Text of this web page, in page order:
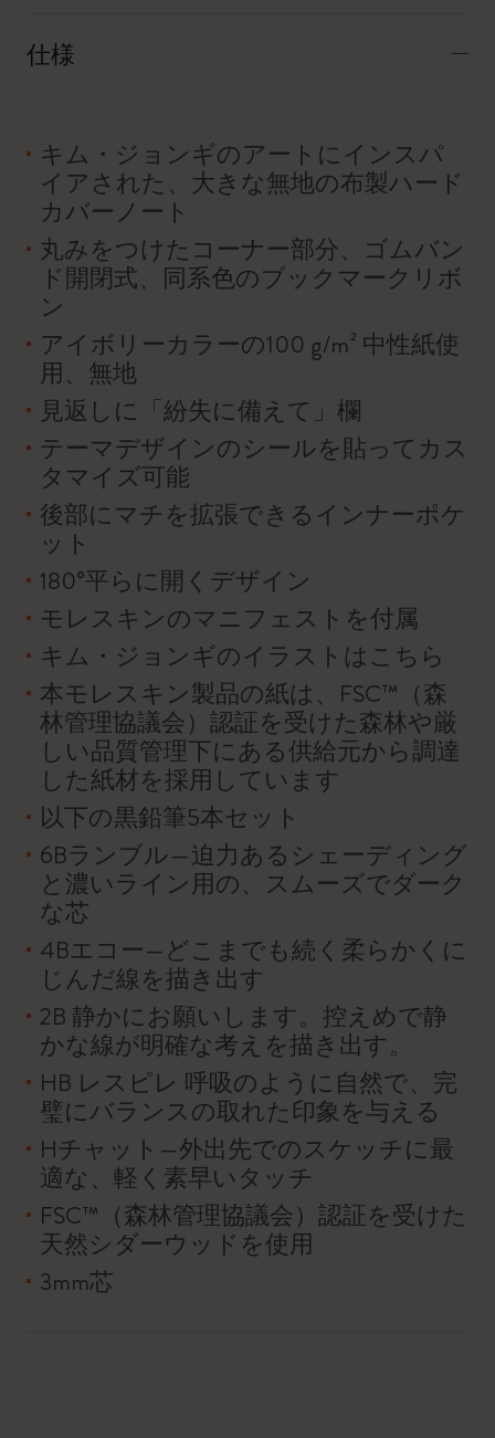
仕様
キム・ジョンギのアートにインスパ
イアされた、大きな無地の布製ハード
カバーノート
丸みをつけたコーナー部分、ゴムバン
ド開閉式、同系色のブックマークリボ
ン
アイボリーカラーの100 g/m² 中性紙使
用、無地
見返しに「紛失に備えて」欄
テーマデザインのシールを貼ってカス
タマイズ可能
後部にマチを拡張できるインナーポケ
ット
180°平らに開くデザイン
モレスキンのマニフェストを付属
キム・ジョンギのイラストはこちら
本モレスキン製品の紙は、FSC™（森
林管理協議会）認証を受けた森林や厳
しい品質管理下にある供給元から調達
した紙材を採用しています
以下の黒鉛筆5本セット
6Bランブル — 迫力あるシェーディング
と濃いライン用の、スムーズでダーク
な芯
4Bエコー—どこまでも続く柔らかくに
じんだ線を描き出す
2B 静かにお願いします。控えめで静
かな線が明確な考えを描き出す。
HB レスピレ 呼吸のように自然で、完
璧にバランスの取れた印象を与える
Hチャット—外出先でのスケッチに最
適な、軽く素早いタッチ
FSC™（森林管理協議会）認証を受けた
天然シダーウッドを使用
3mm芯